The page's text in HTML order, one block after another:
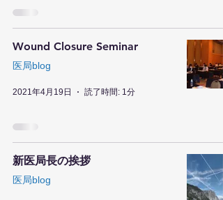
Wound Closure Seminar
医局blog
2021年4月19日 読了時間: 1分
新医局長の挨拶
医局blog